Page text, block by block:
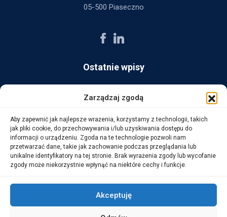
Zarządzaj zgodą
Aby zapewnić jak najlepsze wrażenia, korzystamy z technologii, takich
jak pliki cookie, do przechowywania i/lub uzyskiwania dostępu do
informacji o urządzeniu. Zgoda na te technologie pozwoli nam
przetwarzać dane, takie jak zachowanie podczas przeglądania lub
unikalne identyfikatory na tej stronie. Brak wyrażenia zgody lub wycofanie
zgody może niekorzystnie wpłynąć na niektóre cechy i funkcje.
Akceptuję
05-500 Piaseczno
Ostatnie wpisy
Micro
14 października, 2025
WarehouseLAB: LOGISTYKA 4.0 – Automatyzacja i
Optymalizacja Procesów Logistycznych